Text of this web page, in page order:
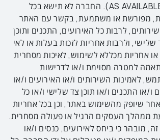
IS ו- AS AVAILABLE). החברה לא תישא בכל
מפורשת או משתמעת, בקשר עם האתר
לרבות כל האירועים, התכנים ותוכן
ולרבות אחריות לזכות בעלות או לאי
אחריות מכללא לשימוש, לאיכות מסחרית
למטרה מסוימת ו/או לדרישות
לאמינות השירותים ו/או האירועים ו/או
ו/או התכנים ו/או תוכן צד שלישי ו/או כל
שיופק מהשימוש באתר, וכן בכל אחריות
ממהלך העסקים הרגיל או פעולה מסחרית.
זה, מובהר כי ביחס לאירועים, כנסים ו/או